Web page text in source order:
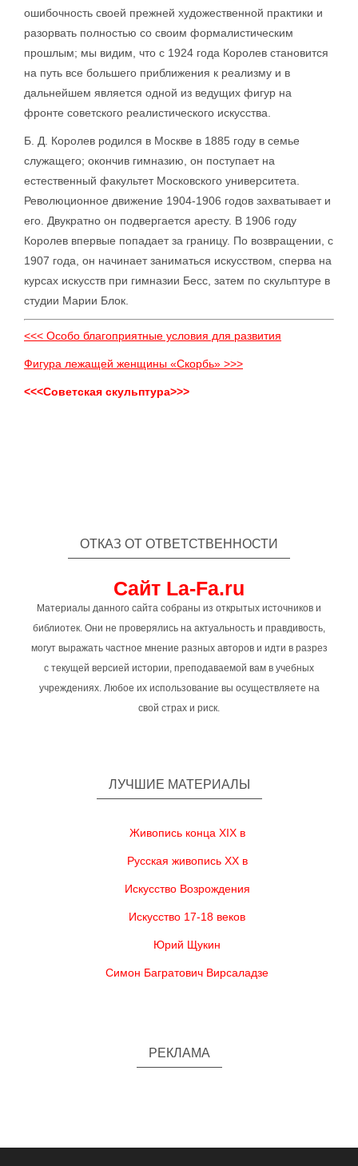
ошибочность своей прежней художественной практики и
разорвать полностью со своим формалистическим
прошлым; мы видим, что с 1924 года Королев становится
на путь все большего приближения к реализму и в
дальнейшем является одной из ведущих фигур на
фронте советского реалистического искусства.
Б. Д. Королев родился в Москве в 1885 году в семье
служащего; окончив гимназию, он поступает на
естественный факультет Московского университета.
Революционное движение 1904-1906 годов захватывает и
его. Двукратно он подвергается аресту. В 1906 году
Королев впервые попадает за границу. По возвращении, с
1907 года, он начинает заниматься искусством, сперва на
курсах искусств при гимназии Бесс, затем по скульптуре в
студии Марии Блок.
<<< Особо благоприятные условия для развития
Фигура лежащей женщины «Скорбь» >>>
<<<Советская скульптура>>>
ОТКАЗ ОТ ОТВЕТСТВЕННОСТИ
Сайт La-Fa.ru
Материалы данного сайта собраны из открытых источников и
библиотек. Они не проверялись на актуальность и правдивость,
могут выражать частное мнение разных авторов и идти в разрез
с текущей версией истории, преподаваемой вам в учебных
учреждениях. Любое их использование вы осуществляете на
свой страх и риск.
ЛУЧШИЕ МАТЕРИАЛЫ
Живопись конца XIX в
Русская живопись XX в
Искусство Возрождения
Искусство 17-18 веков
Юрий Щукин
Симон Багратович Вирсаладзе
РЕКЛАМА